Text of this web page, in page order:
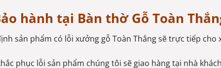
hành tại Bàn thờ Gỗ Toàn
sản phẩm có lỗi xưởng gỗ Toàn Thắng sẽ trực tiếp
phục lỗi sản phẩm chúng tôi sẽ giao hàng tại nhà